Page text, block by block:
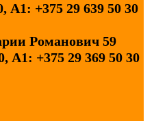
А1: +375 29 639 50 30
Романович 59
А1: +375 29 369 50 30